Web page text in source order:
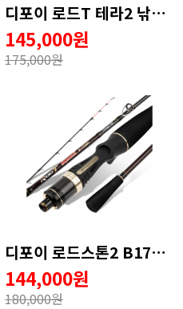
디포이 로드T 테라2 낚시대 텐빈 텐야 갈치 한치 B-180ML (AS보증카드)
145,000원
175,000원
디포이 로드스톤2 B170MH 티타늄 선상 문어낚시대 심해갑오징어 1회 AS
144,000원
180,000원